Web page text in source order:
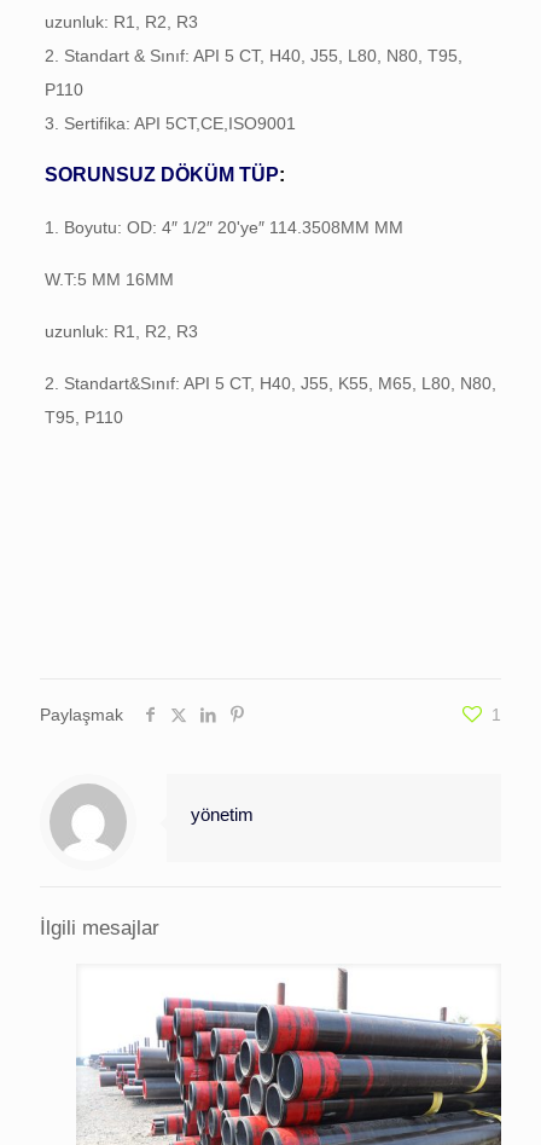
uzunluk: R1, R2, R3
2. Standart & Sınıf: API 5 CT, H40, J55, L80, N80, T95,
P110
3. Sertifika: API 5CT,CE,ISO9001
SORUNSUZ DÖKÜM TÜP:
1. Boyutu: OD: 4″ 1/2″ 20'ye″ 114.3508MM MM
W.T:5 MM 16MM
uzunluk: R1, R2, R3
2. Standart&Sınıf: API 5 CT, H40, J55, K55, M65, L80, N80,
T95, P110
Paylaşmak 1
yönetim
İlgili mesajlar